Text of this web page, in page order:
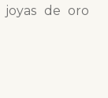
joyas de oro